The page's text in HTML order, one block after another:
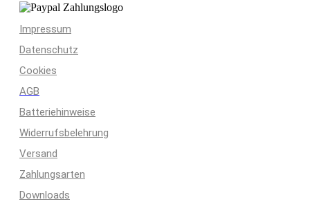
Impressum
Datenschutz
Cookies
AGB
Batteriehinweise
Widerrufsbelehrung
Versand
Zahlungsarten
Downloads